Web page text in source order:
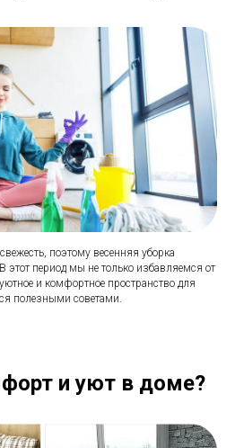
поэтому весенняя уборка
этот период мы не только избавляемся от
и комфортное пространство для
полезными советами.
и уют в доме?